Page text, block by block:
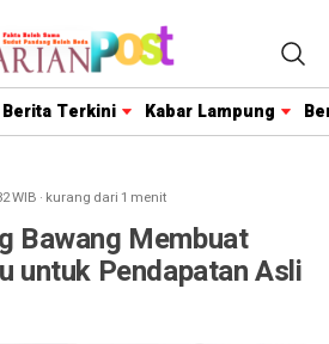
Berita Terkini Kabar Lampung
WIB · kurang dari 1 menit
Bawang Membuat
untuk Pendapatan Asli